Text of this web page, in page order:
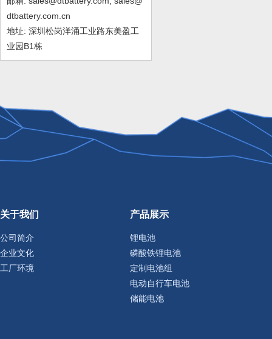
dtbattery.com.cn
地址: 深圳松岗洋涌工业路东美盈工
业园B1栋
关于我们
公司简介
企业文化
工厂环境
产品展示
锂电池
磷酸铁锂电池
定制电池组
电动自行车电池
储能电池